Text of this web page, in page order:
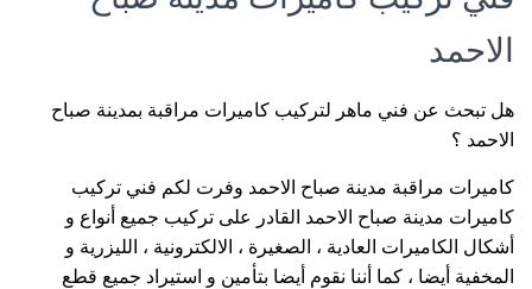
الاحمد
هل تبحث عن فني ماهر لتركيب كاميرات مراقبة بمدينة صباح
الاحمد ؟
كاميرات مراقبة مدينة صباح الاحمد وفرت لكم فني تركيب
كاميرات مدينة صباح الاحمد القادر على تركيب جميع أنواع و
أشكال الكاميرات العادية ، الصغيرة ، الالكترونية ، الليزرية و
المخفية أيضا ، كما أننا نقوم أيضا بتأمين و استيراد جميع قطع